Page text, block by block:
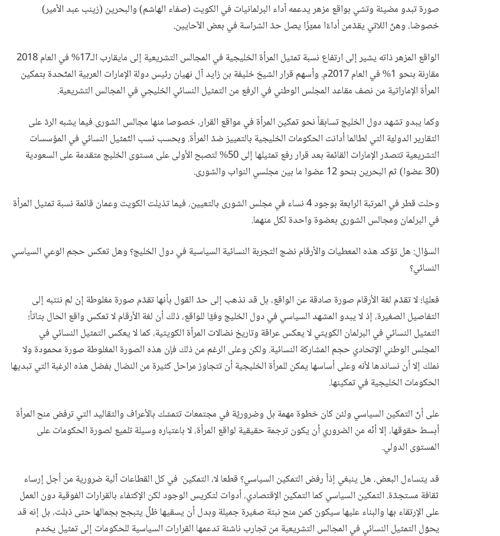
صورة تبدو مضيئة وتشي بواقع مزهر يدعمه أداء البرلمانيات في الكويت (صفاء الهاشم) والبحرين (زينب عبد الأمير)
خصوصًا، وهنّ اللاتي يقدّمن أداءًا مميّزًا يصل حدّ الشراسة في بعض الآحايين.
الواقع المزهر ذاته يشير إلى ارتفاع نسبة تمثيل المرأة الخليجية في المجالس التشريعية إلى مايقارب الـ17% في العام 2018
مقارنة بنحو 1% في العام 2017م. وأسهم قرار الشيخ خليفة بن زايد آل نهيان رئيس دولة الإمارات العربية المتّحدة بتمكين
المرأة الإماراتية من نصف مقاعد المجلس الوطني في الرفع من التمثيل النسائي الخليجي في المجالس التشريعية.
وكما يبدو تشهد دول الخليج تسابقاً نحو تمكين المرأة في مواقع القرار، خصوصا منها مجالس الشورى فيما يشبه الردّ على
التقارير الدوليّة التي لطالما أدانت الحكومات الخليجية بالتمييز ضدّ المرأة. وبحسب نسب التّمثيل النسائي في المؤسسات
التشريعية تتصدّر الإمارات القائمة بعد قرار رفع تمثيلها إلى 50% لتصبح الأولى على مستوى الخليج متقدمة على السعودية
(30 عضوا) ثم البحرين بنحو 12 عضوا ما بين مجلسي النواب والشورى.
وحلت قطر في المرتبة الرابعة بوجود 4 نساء في مجلس الشورى بالتعيين، فيما تذيلت الكويت وعمان قائمة نسبة تمثيل المرأة
في البرلمان ومجالس الشورى بعضوة واحدة لكل منهما.
السؤال: هل تؤكد هذه المعطيات والأرقام نضج التجربة النسائية السياسية في دول الخليج؟ وهل تعكس حجم الوعي السياسي
النسائي؟
فعليًا؛ لا تقدّم لغة الأرقام صورة صادقة عن الواقع، بل قد نذهب إلى حدّ القول بأنها تقدّم صورة مغلوطة إن لم ننتبه إلى
التفاصيل الصغيرة، إذ لا يبدو المشهد السياسي في دول الخليج وفيًّا للواقع، ذلك أن لغة الأرقام لا تعكس واقع الحال بتاتاً؛
التمثيل النسائي في البرلمان الكويتي لا يعكس عراقة وتاريخ نضالات المرأة الكويتية، كما لا يعكس التمثيل النسائي في
المجلس الوطني الإتحادي حجم المشاركة النسائية. ولكن وعلى الرغم من ذلك فإن هذه الصورة المغلوطة صورة محمودة ولا
نملك إلا أن نساندها لأنه وعلى أساسها يمكن للمرأة الخليجية أن تتجاوز مراحل كثيرة من النضال بفضل هذه الرغبة التي تبديها
الحكومات الخليجية في تمكينها.
على أنّ التمكين السياسي ولئن كان خطوة مهمة بل وضروريّة في مجتمعات تتمسّك بالأعراف والتقاليد التي ترفض منح المرأة
أبسط حقوقها، إلا أنّه من الضروري أن يكون ترجمة حقيقية لواقع المرأة، لا باعتباره وسيلة تلميع لصورة الحكومات على
المستوى الدولي.
قد يتساءل البعض، هل ينبغي إذاً رفض التمكين السياسي؟ قطعا لا، التمكين في كل القطاعات آلية ضرورية من أجل إرساء
ثقافة مستجدّة. التمكين السياسي كما التمكين الإقتصادي، أدوات لتكريس الوجود لكن الإكتفاء بالقرارات الفوقية دون العمل
على الإرتقاء بها والبناء عليها سيكون كمن منح نبتة صغيرة جميلة وبدل أن يسقيها ظلّ يتبجح بجمالها حتى ذبلت، بل إنه قد
يحوّل التمثيل النسائي في المجالس التشريعية من تجارب ناشئة تدعمها القرارات السياسية للحكومات إلى تمثيل يخدم